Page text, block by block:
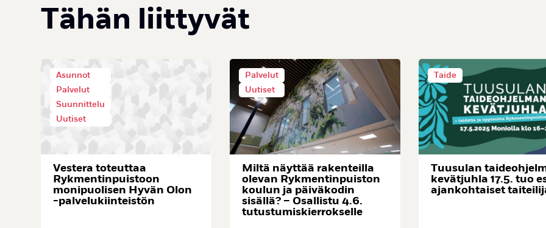
Tähän liittyvät
Asunnot
Palvelut
Suunnittelu
Uutiset
Vestera toteuttaa
Rykmentinpuistoon
monipuolisen Hyvän Olon
-palvelukiinteistön
Palvelut
Uutiset
Miltä näyttää rakenteilla
olevan Rykmentinpuiston
koulun ja päiväkodin
sisällä? – Osallistu 4.6.
tutustumiskierrokselle
Taide
Tuusulan
kevätjuhla 17.5. tuo
ajankohtaiset